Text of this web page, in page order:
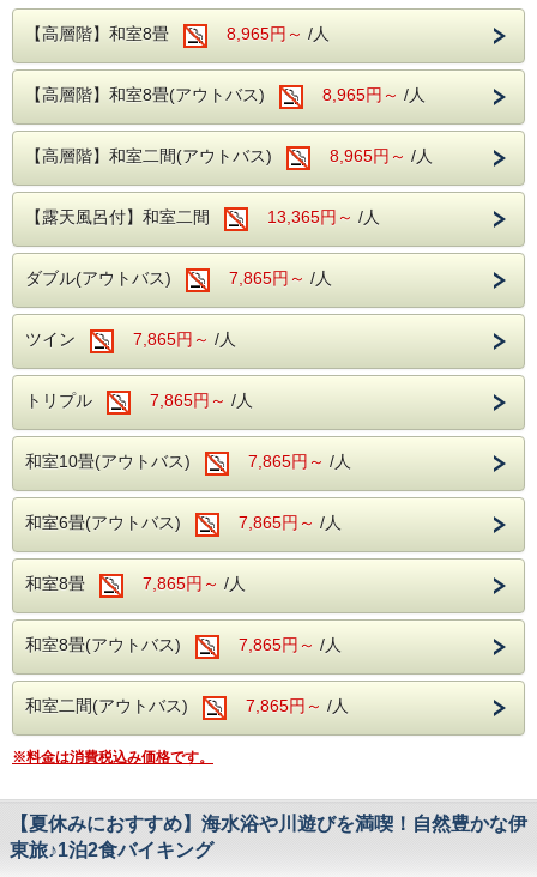
ホテルから車で約30分
■伊豆テディベアミュージアム
かわいいテディベアが多数展示されておりま
す。
中でも人気な「となりのトトロのぬいぐるみ
展」では、まるでトトロの世界にいるような
世界観となり、ネコバスの中に入って写真撮
影なども行えます。
ホテルから車で約30分
大切な人と、忘れられない思い出を作りにお
----温泉----
露天風呂を併設した大浴場が2か所あり、
広々とした大浴場をお楽しみいただけます。
滑らかな泉質の温泉がご好評いただいてお
り、湯治の宿としてもご利用いただいており
ます。
旅の疲れを癒すひとときをお過ごしくださ
い。
----ご夕食----
大人からお子様で楽しめる、和洋中のバイキ
ングをレストランにてお楽しみいただけま
す。
夕食時間は宿泊日の前日に確定致しますので
お電話にてご確認下さい。
大人からお子様で楽しめる、和洋中のバイキ
ングをレストランにてお楽しみいただけま
ソフトドリンク・アルコールが飲み放題！
夕食時間は宿泊日の前日に確定致しますので
お電話にてご確認下さい。
※開始時間より90分間です。
----ご朝食----
和洋バイキング、ソフトドリンクもサービス
----館内施設----
・カラオケルーム（当日予約制・無料）
・卓球コーナー（無料）
皆様のご来館をスタッフ一同、お待ちしてお
1泊2食付のプランとなります。
しかも、ご夕食時はアルコール飲み放題付
き！
お食事は、夕食朝食共にバイキングになりま
40種類以上の種類豊富な料理をお好きなだ
け、お楽しみ下さい！
＊夕食時間 18:00～19:30
＊朝食時間 7:20～ 8:30
ご夕食時間につきましては、お客様のご人数
により
2部制になる事がございますので、予めご了
承くださいませ。
尚、閉店時間を過ぎますとお食事をお召し上
がりいただけません。
合わせてご了承下さいませ。
伊東園ホテル別館の温泉は、柔らかくなめら
かな泉質と豊富な湯量を誇る天然温泉となり
湯治宿としても人気な宿となっており、温泉
を目当てにリピートしていただく方もいらっ
伊東には伊東園ホテルズが合計3か所ござい
ますが、湯めぐりも行っており最大6か所の
【高層階】和室8畳 8,965円～ /人
【高層階】和室8畳(アウトバス) 8,965円～ /人
【高層階】和室二間(アウトバス) 8,965円～ /人
【露天風呂付】和室二間 13,365円～ /人
ダブル(アウトバス) 7,865円～ /人
ツイン 7,865円～ /人
トリプル 7,865円～ /人
和室10畳(アウトバス) 7,865円～ /人
和室6畳(アウトバス) 7,865円～ /人
和室8畳 7,865円～ /人
和室8畳(アウトバス) 7,865円～ /人
和室二間(アウトバス) 7,865円～ /人
※料金は消費税込み価格です。
【夏休みにおすすめ】海水浴や川遊びを満喫！自然豊かな伊
東旅♪1泊2食バイキング